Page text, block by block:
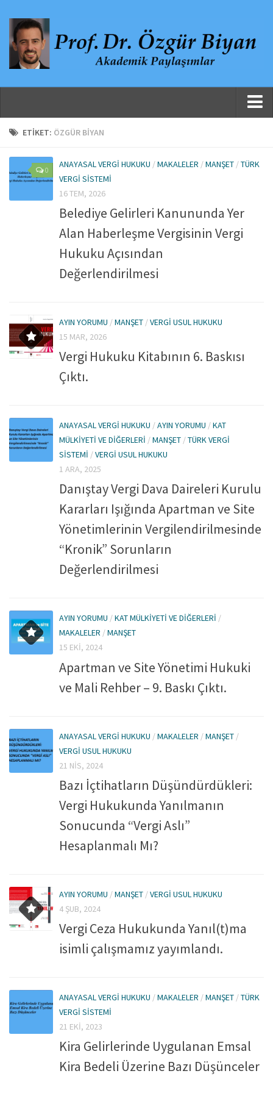
Ana Sayfa
Özgeçmiş
Yayınlanmış Çalışmalar
Danışmanlıklar, Jüri Üyelikleri ve Atıflar
Makaleler
For Englısh
Yasal Uyarı
ETIKET: ÖZGÜR BIYAN
0
ANAYASAL VERGI HUKUKU /MAKALELER /MANŞET /TÜRK
VERGI SISTEMI
16 TEM, 2026
Belediye Gelirleri Kanununda Yer
Alan Haberleşme Vergisinin Vergi
Hukuku Açısından
Değerlendirilmesi
AYIN YORUMU /MANŞET /VERGI USUL HUKUKU
15 MAR, 2026
Vergi Hukuku Kitabının 6. Baskısı
Çıktı.
ANAYASAL VERGI HUKUKU /AYIN YORUMU /KAT
MÜLKIYETI VE DIĞERLERI /MANŞET /TÜRK VERGI
SISTEMI /VERGI USUL HUKUKU
1 ARA, 2025
Danıştay Vergi Dava Daireleri Kurulu
Kararları Işığında Apartman ve Site
Yönetimlerinin Vergilendirilmesinde
“Kronik” Sorunların
Değerlendirilmesi
AYIN YORUMU /KAT MÜLKIYETI VE DIĞERLERI /
MAKALELER /MANŞET
15 EKI, 2024
Apartman ve Site Yönetimi Hukuki
ve Mali Rehber – 9. Baskı Çıktı.
ANAYASAL VERGI HUKUKU /MAKALELER /MANŞET /
VERGI USUL HUKUKU
21 NIS, 2024
Bazı İçtihatların Düşündürdükleri:
Vergi Hukukunda Yanılmanın
Sonucunda “Vergi Aslı”
Hesaplanmalı Mı?
AYIN YORUMU /MANŞET /VERGI USUL HUKUKU
4 ŞUB, 2024
Vergi Ceza Hukukunda Yanıl(t)ma
isimli çalışmamız yayımlandı.
ANAYASAL VERGI HUKUKU /MAKALELER /MANŞET /TÜRK
VERGI SISTEMI
21 EKI, 2023
Kira Gelirlerinde Uygulanan Emsal
Kira Bedeli Üzerine Bazı Düşünceler